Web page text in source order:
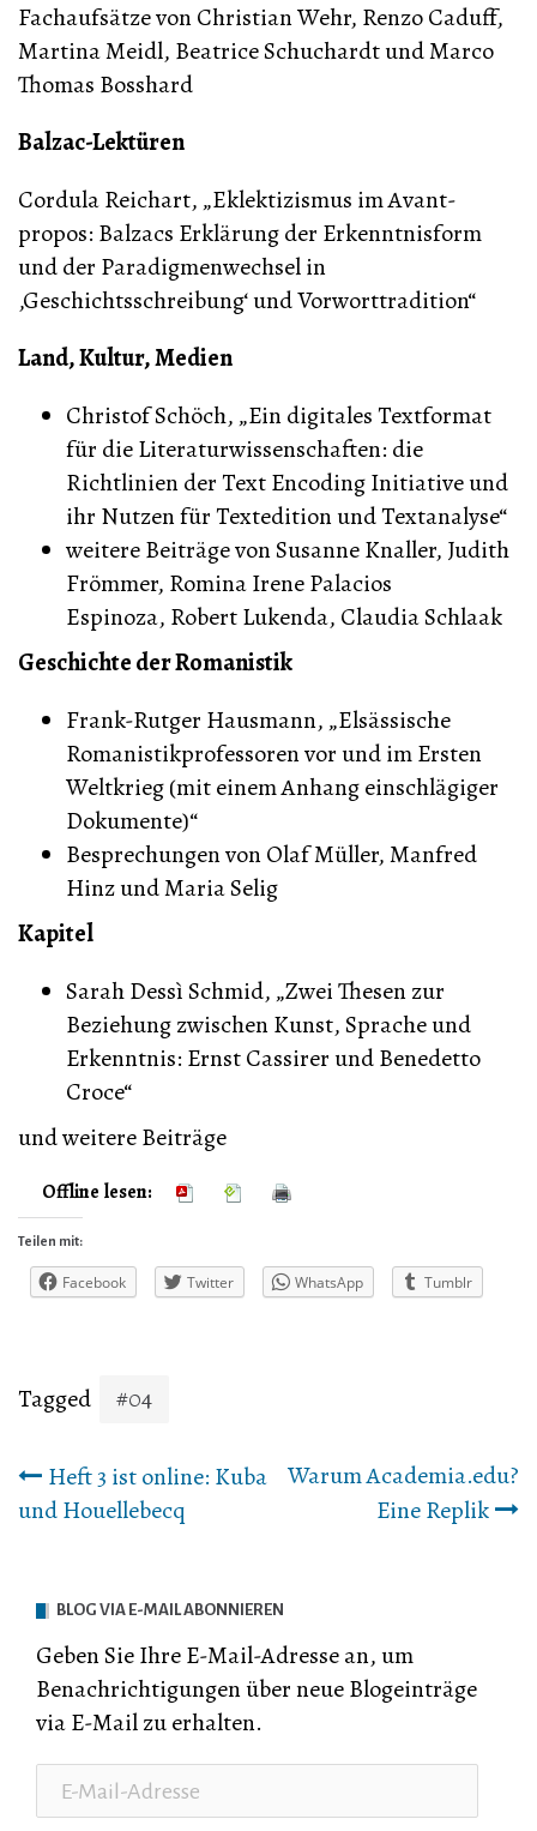
Fachaufsätze von Christian Wehr, Renzo Caduff,
Martina Meidl, Beatrice Schuchardt und Marco
Thomas Bosshard
Balzac-Lektüren
Cordula Reichart, „Eklektizismus im Avant-
propos: Balzacs Erklärung der Erkenntnisform
und der Paradigmenwechsel in
‚Geschichtsschreibung‘ und Vorworttradition“
Land, Kultur, Medien
Christof Schöch, „Ein digitales Textformat
für die Literaturwissenschaften: die
Richtlinien der Text Encoding Initiative und
ihr Nutzen für Textedition und Textanalyse“
weitere Beiträge von Susanne Knaller, Judith
Frömmer, Romina Irene Palacios
Espinoza, Robert Lukenda, Claudia Schlaak
Geschichte der Romanistik
Frank-Rutger Hausmann, „Elsässische
Romanistikprofessoren vor und im Ersten
Weltkrieg (mit einem Anhang einschlägiger
Dokumente)“
Besprechungen von Olaf Müller, Manfred
Hinz und Maria Selig
Kapitel
Sarah Dessì Schmid, „Zwei Thesen zur
Beziehung zwischen Kunst, Sprache und
Erkenntnis: Ernst Cassirer und Benedetto
Croce“
und weitere Beiträge
Offline lesen:
Teilen mit:
Facebook Twitter WhatsApp Tumblr
Tagged #04
Beitrags-
Navigation
Heft 3 ist online: Kuba
und Houellebecq
Warum Academia.edu?
Eine Replik
BLOG VIA E-MAIL ABONNIEREN
Geben Sie Ihre E-Mail-Adresse an, um
Benachrichtigungen über neue Blogeinträge
via E-Mail zu erhalten.
Mail-